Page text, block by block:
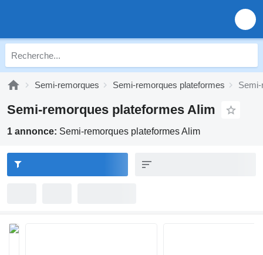
Semi-remorques Semi-remorques plateformes
Semi-remorques plateformes Alim
1 annonce: Semi-remorques plateformes Alim